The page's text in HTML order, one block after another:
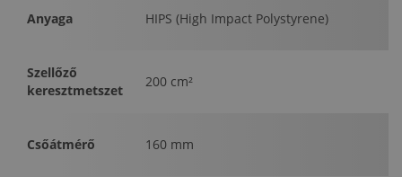
Anyaga HIPS (High Impact Polystyrene)
Szellőző
keresztmetszet
200 cm²
Csőátmérő 160 mm